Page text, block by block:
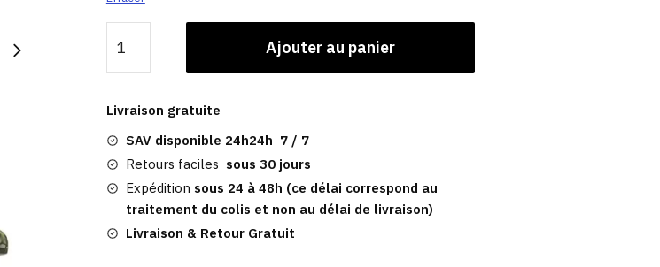
de
Casquette
|
Baseball
Noire
Ajouter au panier
Livraison gratuite
SAV disponible 24h24h 7 / 7
Retours faciles sous 30 jours
Expédition sous 24 à 48h (ce délai correspond au
traitement du colis et non au délai de livraison)
Livraison & Retour Gratuit